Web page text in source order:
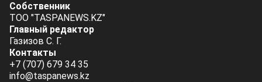
Собственник
ТОО "TASPANEWS.KZ"
Главный редактор
Газизов С. Г.
Контакты
+7 (707) 679 34 35
info@taspanews.kz